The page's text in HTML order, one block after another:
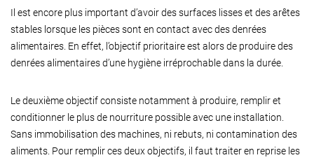
Il est encore plus important d’avoir des surfaces lisses et des arêtes
stables lorsque les pièces sont en contact avec des denrées
alimentaires. En effet, l’objectif prioritaire est alors de produire des
denrées alimentaires d’une hygiène irréprochable dans la durée.
Le deuxième objectif consiste notamment à produire, remplir et
conditionner le plus de nourriture possible avec une installation.
Sans immobilisation des machines, ni rebuts, ni contamination des
aliments. Pour remplir ces deux objectifs, il faut traiter en reprise les